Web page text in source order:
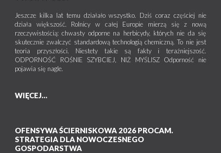
Jeszcze kilka lat temu działało wszystko. Dziś coraz częściej nie
działa większość. Rolnicy w całej Europie mierzą się z nową
rzeczywistością: chwasty odporne na herbicydy, których nie da się
skutecznie zwalczyć standardową technologią chemiczną. To nie jest
teoria przyszłości. Niestety takie są fakty i teraźniejszość.
ODPORNOŚĆ ROŚNIE SZYBCIEJ, NIŻ MYŚLISZ Odporność nie
pojawia się nagle.
WIĘCEJ...
OFENSYWA ŚCIERNISKOWA 2026 PROCAM.
STRATEGIA DLA NOWOCZESNEGO
GOSPODARSTWA